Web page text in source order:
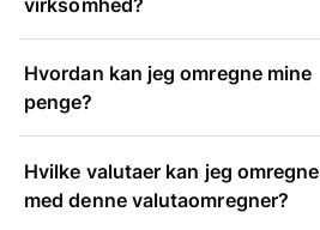
Hvordan kan jeg omregne mine
penge?
Hvilke valutaer kan jeg omregne
med denne valutaomregner?